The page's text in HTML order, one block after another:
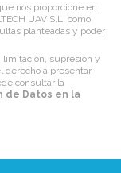
nos proporcione en
UAV S.L. como
planteadas y poder
limitación, supresión y
derecho a presentar
consultar la
de Datos en la